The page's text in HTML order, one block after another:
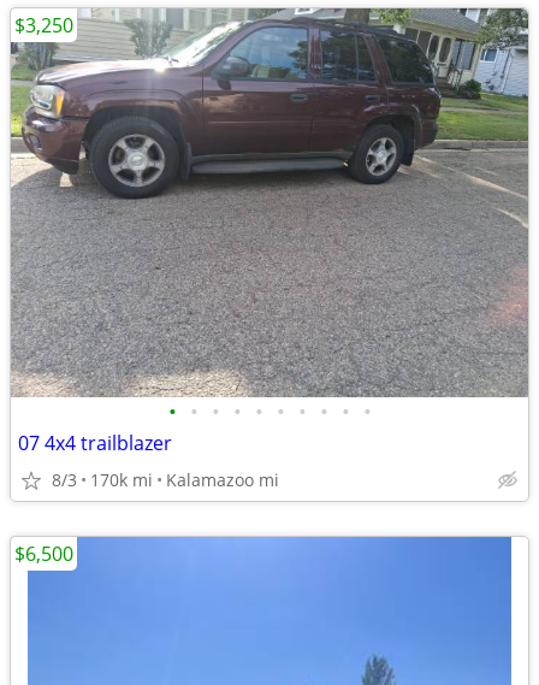
• • • • • • • • • •
07 4x4 trailblazer
8/3 170k mi Kalamazoo mi
$3,250
$6,500